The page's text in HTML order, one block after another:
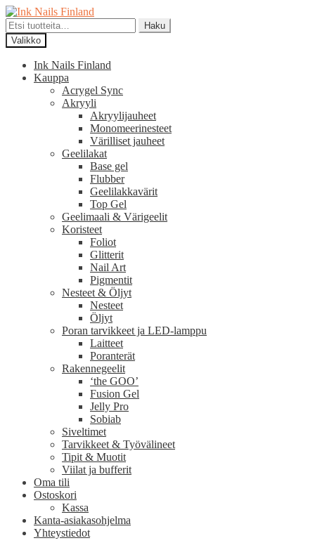
Siirry
navigointiin
Siirry
sisältöön
Etsi:
Haku
Valikko
Ink Nails Finland
Kauppa
Acrygel Sync
Akryyli
Akryylijauheet
Monomeerinesteet
Värilliset jauheet
Geelilakat
Base gel
Flubber
Geelilakkavärit
Top Gel
Geelimaali & Värigeelit
Koristeet
Foliot
Glitterit
Nail Art
Pigmentit
Nesteet & Öljyt
Nesteet
Öljyt
Poran tarvikkeet ja LED-lamppu
Laitteet
Poranterät
Rakennegeelit
‘the GOO’
Fusion Gel
Jelly Pro
Sobiab
Siveltimet
Tarvikkeet & Työvälineet
Tipit & Muotit
Viilat ja bufferit
Oma tili
Ostoskori
Kassa
Kanta-asiakasohjelma
Yhteystiedot